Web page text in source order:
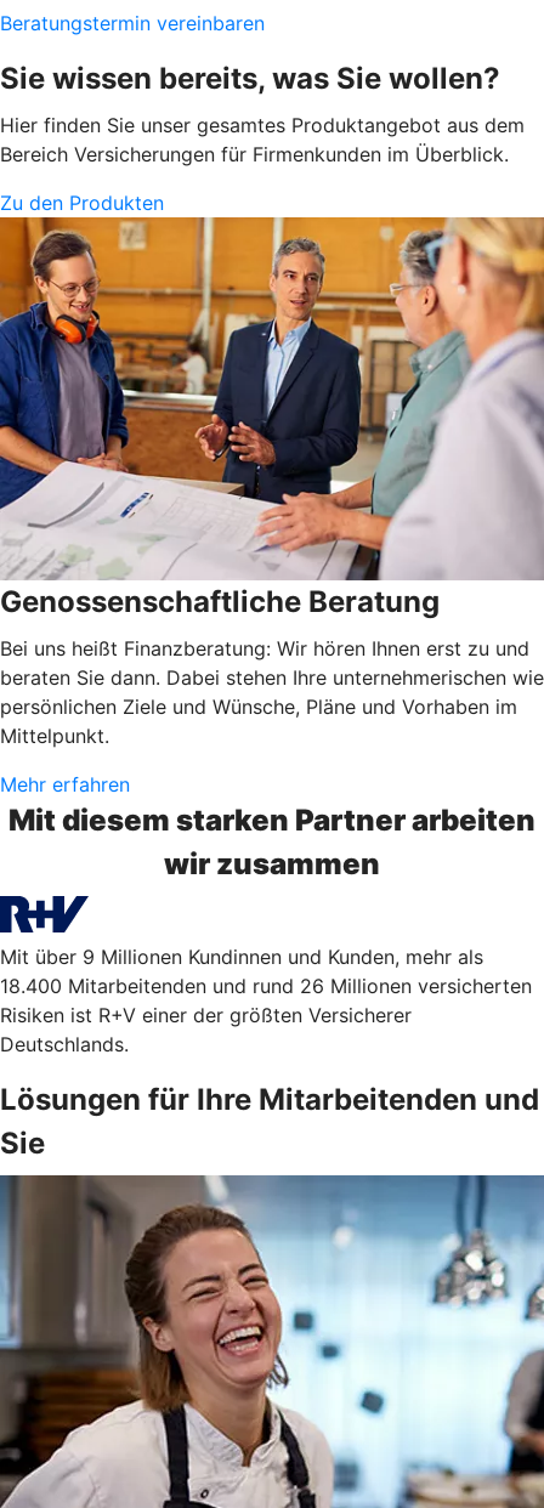
Beratungstermin vereinbaren
Sie wissen bereits, was Sie wollen?
Hier finden Sie unser gesamtes Produktangebot aus dem
Bereich Versicherungen für Firmenkunden im Überblick.
Zu den Produkten
Genossenschaftliche Beratung
Bei uns heißt Finanzberatung: Wir hören Ihnen erst zu und
beraten Sie dann. Dabei stehen Ihre unternehmerischen wie
persönlichen Ziele und Wünsche, Pläne und Vorhaben im
Mittelpunkt.
Mehr erfahren
Mit diesem starken Partner arbeiten
wir zusammen
Mit über 9 Millionen Kundinnen und Kunden, mehr als
18.400 Mitarbeitenden und rund 26 Millionen versicherten
Risiken ist R+V einer der größten Versicherer
Deutschlands.
Lösungen für Ihre Mitarbeitenden und
Sie